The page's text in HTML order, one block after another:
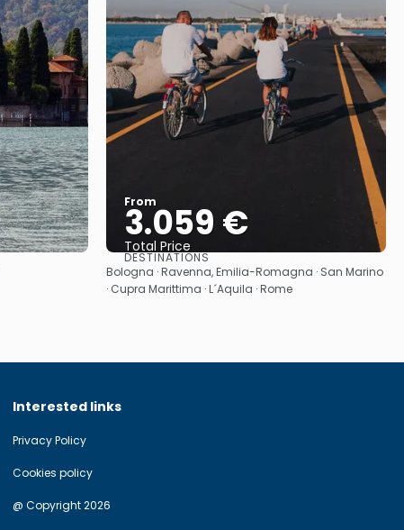
From
3.059 €
Total Price
See
DESTINATIONS
Bologna · Ravenna, Emilia-Romagna · San Marino
· Cupra Marittima · L´Aquila · Rome
Interested links
Privacy Policy
Cookies policy
@ Copyright 2026